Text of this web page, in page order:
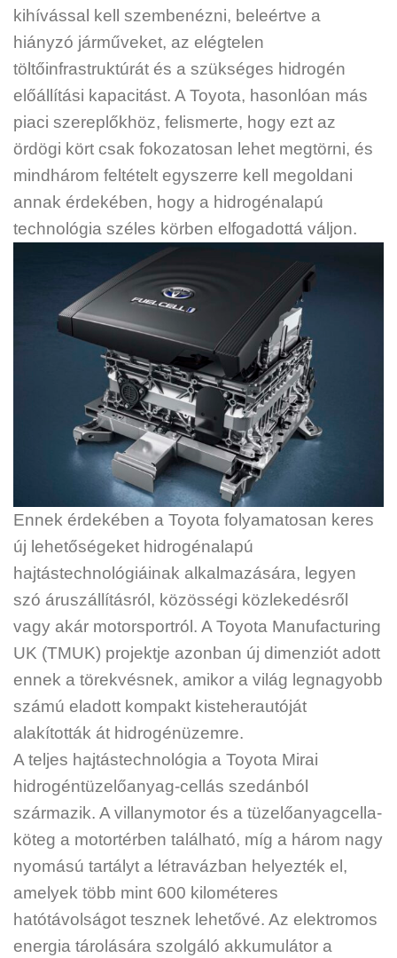
kihívással kell szembenézni, beleértve a
hiányzó járműveket, az elégtelen
töltőinfrastruktúrát és a szükséges hidrogén
előállítási kapacitást. A Toyota, hasonlóan más
piaci szereplőkhöz, felismerte, hogy ezt az
ördögi kört csak fokozatosan lehet megtörni, és
mindhárom feltételt egyszerre kell megoldani
annak érdekében, hogy a hidrogénalapú
technológia széles körben elfogadottá váljon.
Ennek érdekében a Toyota folyamatosan keres
új lehetőségeket hidrogénalapú
hajtástechnológiáinak alkalmazására, legyen
szó áruszállításról, közösségi közlekedésről
vagy akár motorsportról. A Toyota Manufacturing
UK (TMUK) projektje azonban új dimenziót adott
ennek a törekvésnek, amikor a világ legnagyobb
számú eladott kompakt kisteherautóját
alakították át hidrogénüzemre.
A teljes hajtástechnológia a Toyota Mirai
hidrogéntüzelőanyag-cellás szedánból
származik. A villanymotor és a tüzelőanyagcella-
köteg a motortérben található, míg a három nagy
nyomású tartályt a létravázban helyezték el,
amelyek több mint 600 kilométeres
hatótávolságot tesznek lehetővé. Az elektromos
energia tárolására szolgáló akkumulátor a